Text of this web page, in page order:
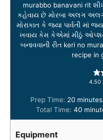
murabbo banavani rit
કહેવાય છે મોરબા અલગ અલગ
મોરાકાત કે જયા પાર્વતી માં
ખવાય કેમ કેએમાં મીઠું
બનાવવાની રીત keri no
recipe in
4.50
Prep Time: 20m
i
n
minutes
Total Time:40m
i
Equipment